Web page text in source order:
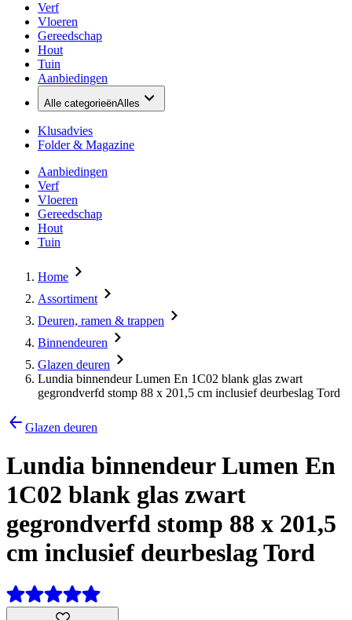
Verf
Vloeren
Gereedschap
Hout
Tuin
Aanbiedingen
Alle categorieënAlles
Klusadvies
Folder & Magazine
Aanbiedingen
Verf
Vloeren
Gereedschap
Hout
Tuin
Home
Assortiment
Deuren, ramen & trappen
Binnendeuren
Glazen deuren
Lundia binnendeur Lumen En 1C02 blank glas zwart
gegrondverfd stomp 88 x 201,5 cm inclusief deurbeslag Tord
Glazen deuren
Lundia binnendeur Lumen En
1C02 blank glas zwart
gegrondverfd stomp 88 x 201,5
cm inclusief deurbeslag Tord